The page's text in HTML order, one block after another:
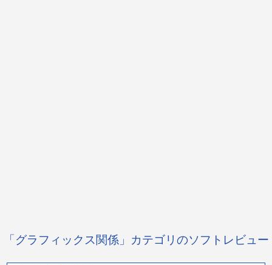
「グラフィックス関係」カテゴリのソフトレビュー